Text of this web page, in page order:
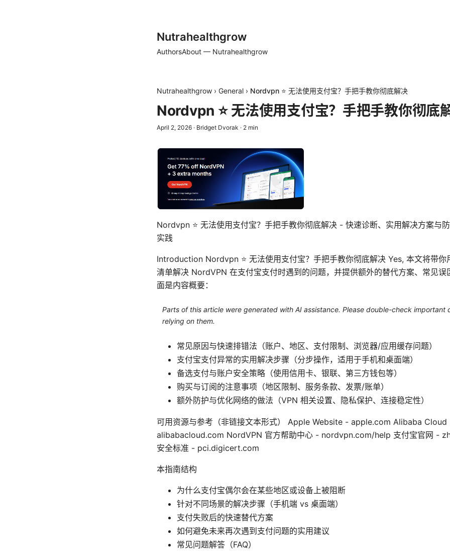
Nutrahealthgrow
AuthorsAbout — Nutrahealthgrow
Nutrahealthgrow › General › Nordvpn ⭐ 无法使用支付宝？手把手教你彻底解决
Nordvpn ⭐ 无法使用支付宝？手把手教你彻底
April 2, 2026 · Bridget Dvorak · 2 min
Nordvpn ⭐ 无法使用支付宝？手把手教你彻底解决 - 快速诊断、实用解决方案与
实践
Introduction Nordvpn ⭐ 无法使用支付宝？手把手教你彻底解决 Yes, 本文将带你
清单解决 NordVPN 在支付宝支付时遇到的问题，并提供额外的替代方案、常见误
面是内容概要：
Parts of this article were generated with AI assistance. Please double-check important
relying on them.
常见原因与快速排错法（账户、地区、支付限制、浏览器/应用缓存问题）
支付宝支付异常的实用解决步骤（分步操作，适用于手机和桌面端）
备选支付与账户安全策略（使用信用卡、银联、第三方钱包等）
购买与订阅的注意事项（地区限制、服务条款、发票/账单）
额外防护与优化网络的做法（VPN 相关设置、隐私保护、连接稳定性）
可用资源与参考（非链接文本形式） Apple Website - apple.com Alibaba Cloud
alibabacloud.com NordVPN 官方帮助中心 - nordvpn.com/help 支付宝官网 -
安全标准 - pci.digicert.com
本指南结构
为什么支付宝偶尔会在某些地区或设备上被阻断
针对不同场景的解决步骤（手机端 vs 桌面端）
支付失败后的快速替代方案
如何避免未来再次遇到支付问题的实用建议
常见问题解答（FAQ）